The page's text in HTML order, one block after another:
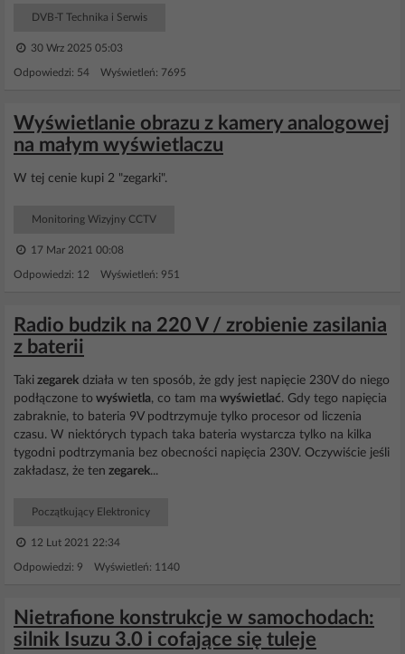
DVB-T Technika i Serwis
30 Wrz 2025 05:03
Odpowiedzi: 54 Wyświetleń: 7695
Wyświetlanie obrazu z kamery analogowej
na małym wyświetlaczu
W tej cenie kupi 2 "zegarki".
Monitoring Wizyjny CCTV
17 Mar 2021 00:08
Odpowiedzi: 12 Wyświetleń: 951
Radio budzik na 220 V / zrobienie zasilania
z baterii
Taki zegarek działa w ten sposób, że gdy jest napięcie 230V do niego
podłączone to wyświetla, co tam ma wyświetlać. Gdy tego napięcia
zabraknie, to bateria 9V podtrzymuje tylko procesor od liczenia
czasu. W niektórych typach taka bateria wystarcza tylko na kilka
tygodni podtrzymania bez obecności napięcia 230V. Oczywiście jeśli
zakładasz, że ten zegarek...
Początkujący Elektronicy
12 Lut 2021 22:34
Odpowiedzi: 9 Wyświetleń: 1140
Nietrafione konstrukcje w samochodach:
silnik Isuzu 3.0 i cofające się tuleje